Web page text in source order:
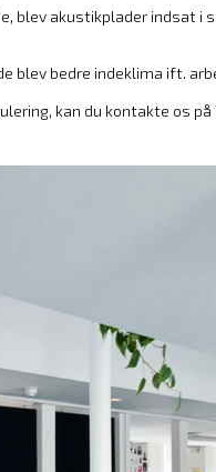
blev akustikplader indsat
blev bedre indeklima ift.
kan du kontakte os på